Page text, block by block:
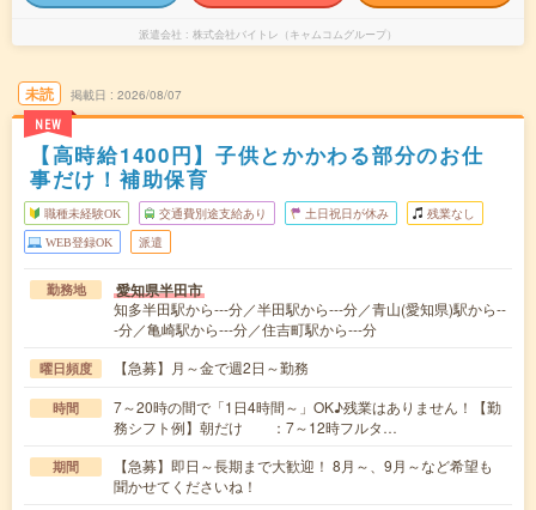
派遣会社 株式会社バイトレ（キャムコムグループ）
未読
NEW
掲載日 2026/08/07
【高時給1400円】子供とかかわる部分のお仕
事だけ！補助保育
職種未経験OK 交通費別途支給あり 土日祝日が休み 残業なし
WEB登録OK 派遣
勤務地 愛知県半田市
知多半田駅から---分／半田駅から---分／青山(愛知県)駅から--
-分／亀崎駅から---分／住吉町駅から---分
曜日頻度 【急募】月～金で週2日～勤務
時間
7～20時の間で「1日4時間～」OK♪残業はありません！【勤
務シフト例】朝だけ ：7～12時フルタ…
期間
【急募】即日～長期まで大歓迎！ 8月～、9月～など希望も
聞かせてくださいね！